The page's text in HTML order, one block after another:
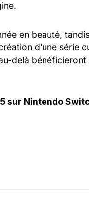
en beauté,
d’une série
delà
sur Nintendo